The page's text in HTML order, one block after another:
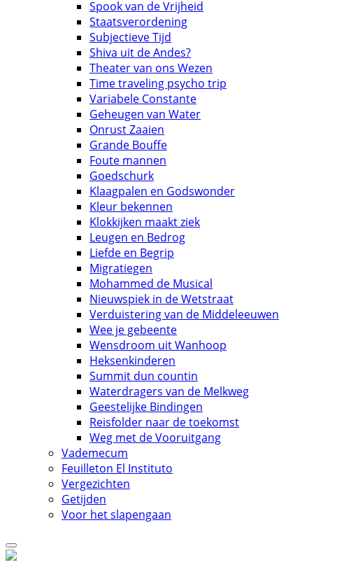
Spook van de Vrijheid
Staatsverordening
Subjectieve Tijd
Shiva uit de Andes?
Theater van ons Wezen
Time traveling psycho trip
Variabele Constante
Geheugen van Water
Onrust Zaaien
Grande Bouffe
Foute mannen
Goedschurk
Klaagpalen en Godswonder
Kleur bekennen
Klokkijken maakt ziek
Leugen en Bedrog
Liefde en Begrip
Migratiegen
Mohammed de Musical
Nieuwspiek in de Wetstraat
Verduistering van de Middeleeuwen
Wee je gebeente
Wensdroom uit Wanhoop
Heksenkinderen
Summit dun countin
Waterdragers van de Melkweg
Geestelijke Bindingen
Reisfolder naar de toekomst
Weg met de Vooruitgang
Vademecum
Feuilleton El Instituto
Vergezichten
Getijden
Voor het slapengaan